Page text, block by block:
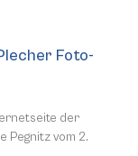
Foto-
der
Pegnitz vom 2.